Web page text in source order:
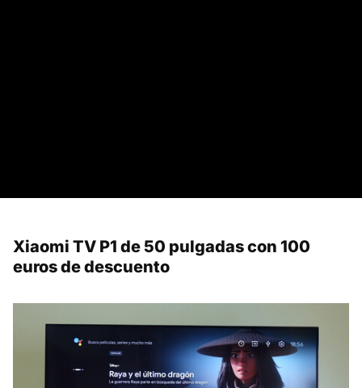
Xiaomi TV P1 de 50 pulgadas con 100
euros de descuento